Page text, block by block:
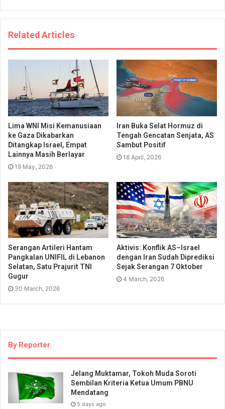
Related Articles
Lima WNI Misi Kemanusiaan
ke Gaza Dikabarkan
Ditangkap Israel, Empat
Lainnya Masih Berlayar
19 May, 2026
Iran Buka Selat Hormuz di
Tengah Gencatan Senjata, AS
Sambut Positif
18 April, 2026
Serangan Artileri Hantam
Pangkalan UNIFIL di Lebanon
Selatan, Satu Prajurit TNI
Gugur
30 March, 2026
Aktivis: Konflik AS–Israel
dengan Iran Sudah Diprediksi
Sejak Serangan 7 Oktober
4 March, 2026
By Reporter
Jelang Muktamar, Tokoh Muda Soroti
Sembilan Kriteria Ketua Umum PBNU
Mendatang
5 days ago